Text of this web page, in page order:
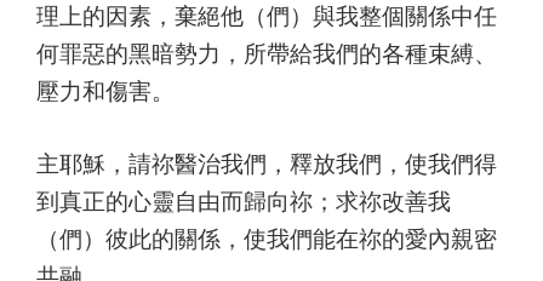
理上的因素，棄絕他（們）與我整個關係中任
何罪惡的黑暗勢力，所帶給我們的各種束縛、
壓力和傷害。
主耶穌，請祢醫治我們，釋放我們，使我們得
到真正的心靈自由而歸向祢；求祢改善我
（們）彼此的關係，使我們能在祢的愛內親密